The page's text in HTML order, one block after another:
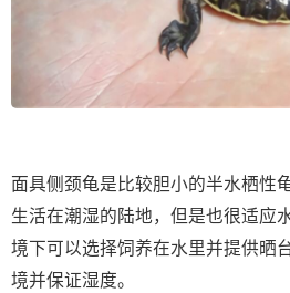
面具侧颈龟是比较胆小的半水栖性
生活在潮湿的陆地，但是也很适应
境下可以选择饲养在水里并提供晒
境并保证湿度。